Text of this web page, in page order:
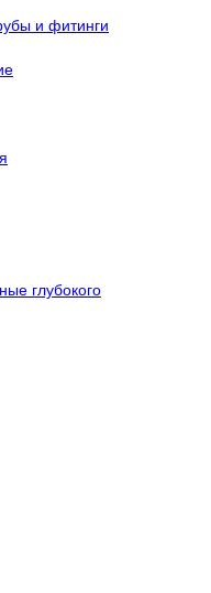
и фитинги
глубокого